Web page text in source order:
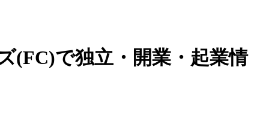
(FC)で独立・開業・起業情